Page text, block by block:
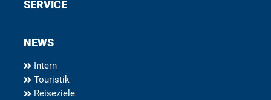
SERVICE
NEWS
Intern
Touristik
Reiseziele